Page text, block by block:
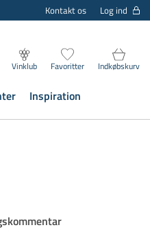
Kontakt os Log ind
Vinklub Favoritter Indkøbskurv
Inspiration